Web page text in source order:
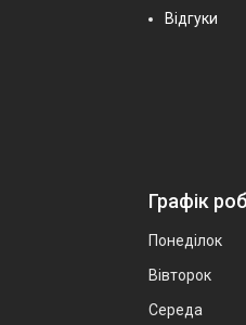
Відгуки
Графік
Понеділок
Вівторок
Середа